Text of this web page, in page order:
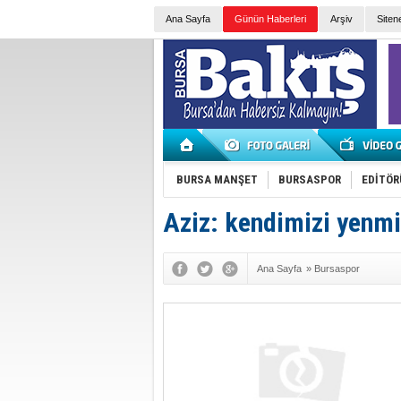
Ana Sayfa Günün Haberleri Arşiv
BURSA MANŞET BURSASPOR
Aziz: kendimizi
Ana Sayfa » Bursaspor